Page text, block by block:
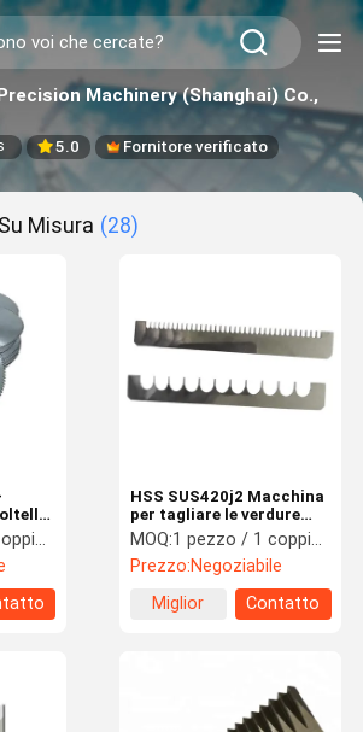
Machinery (Shanghai) Co.,
5.0 Fornitore verificato
Misura (28)
1 set
HSS SUS420j2 Macchina
per tagliare le verdure
Lama per stringhe come
taglio delle verdure
MOQ:1 pezzo / 1 coppia / 1 set
Prezzo:Negoziabile
Miglior
Contatto